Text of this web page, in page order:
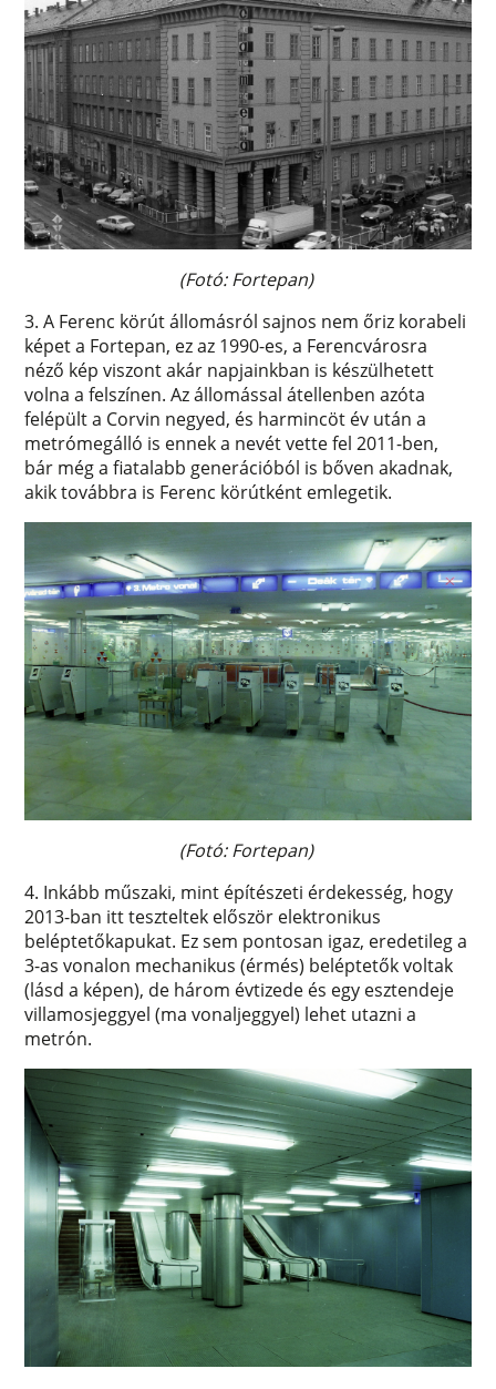
(Fotó: Fortepan)
3. A Ferenc körút állomásról sajnos nem őriz korabeli
képet a Fortepan, ez az 1990-es, a Ferencvárosra
néző kép viszont akár napjainkban is készülhetett
volna a felszínen. Az állomással átellenben azóta
felépült a Corvin negyed, és harmincöt év után a
metrómegálló is ennek a nevét vette fel 2011-ben,
bár még a fiatalabb generációból is bőven akadnak,
akik továbbra is Ferenc körútként emlegetik.
(Fotó: Fortepan)
4. Inkább műszaki, mint építészeti érdekesség, hogy
2013-ban itt teszteltek először elektronikus
beléptetőkapukat. Ez sem pontosan igaz, eredetileg a
3-as vonalon mechanikus (érmés) beléptetők voltak
(lásd a képen), de három évtizede és egy esztendeje
villamosjeggyel (ma vonaljeggyel) lehet utazni a
metrón.